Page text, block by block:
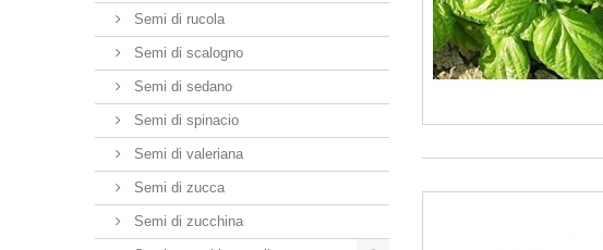
Semi di rucola
Semi di scalogno
Semi di sedano
Semi di spinacio
Semi di valeriana
Semi di zucca
Semi di zucchina